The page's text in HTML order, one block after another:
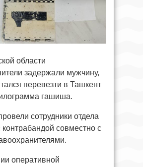
области
задержали мужчину,
перевезти в Ташкент
гашиша.
сотрудники отдела
контрабандой совместно с
оперативной